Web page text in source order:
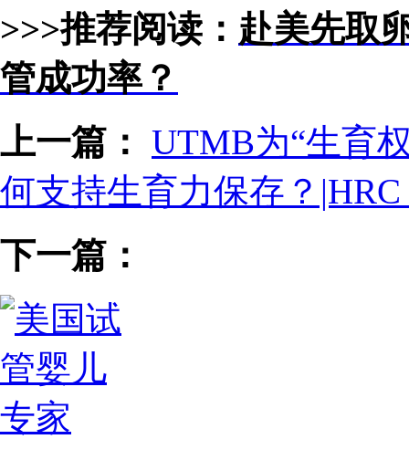
>>>推荐阅读： 赴美先取
管成功率？
上一篇： UTMB为“生育
何支持生育力保存？
下一篇：